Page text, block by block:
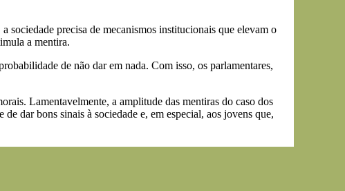
sociedade precisa de mecanismos institucionais que elevam o
a mentira.
de não dar em nada. Com isso, os parlamentares,
Lamentavelmente, a amplitude das mentiras do caso dos
dar bons sinais à sociedade e, em especial, aos jovens que,